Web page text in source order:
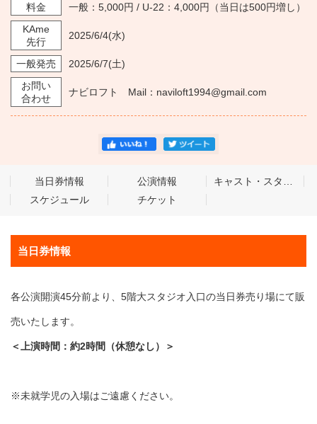
料金
一般：5,000円 / U-22：4,000円（当日は500円増し）
KAme
先行
2025/6/4(水)
一般発売 2025/6/7(土)
お問い
合わせ
ナビロフト Mail：naviloft1994@gmail.com
当日券情報 公演情報
キャスト・スタッフ
スケジュール
チケット
当日券情報
各公演開演45分前より、5階大スタジオ入口の当日券売り場にて販
売いたします。
＜上演時間：約2時間（休憩なし）＞
※未就学児の入場はご遠慮ください。